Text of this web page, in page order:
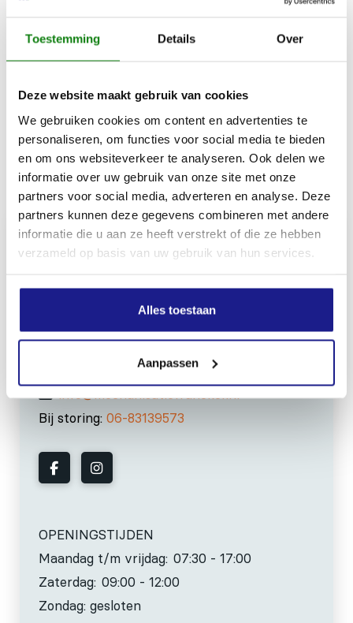
Toestemming Details Over
Deze website maakt gebruik van cookies
We gebruiken cookies om content en advertenties te
personaliseren, om functies voor social media te bieden
en om ons websiteverkeer te analyseren. Ook delen we
informatie over uw gebruik van onze site met onze
partners voor social media, adverteren en analyse. Deze
partners kunnen deze gegevens combineren met andere
informatie die u aan ze heeft verstrekt of die ze hebben
verzameld op basis van uw gebruik van hun services.
Alles toestaan
Aanpassen
betrouwbaarheid van je kettingzaag – zelfs bij
langdurig gebruik. Zo profiteer je van maximale
prestaties en kan je veilig en handig zonder
zaaggarnituur te vervangen.
Inhoud door
info@mechanisatiefraneker.nl
Bij storing: 06-83139573
OPENINGSTIJDEN
Maandag t/m vrijdag: 07:30 - 17:00
Zaterdag: 09:00 - 12:00
Zondag: gesloten